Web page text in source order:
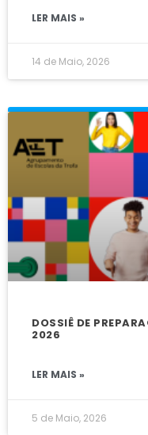
LER MAIS »
14 de Maio, 2026
DOSSIÊ DE
2026
LER MAIS »
5 de Maio, 2026